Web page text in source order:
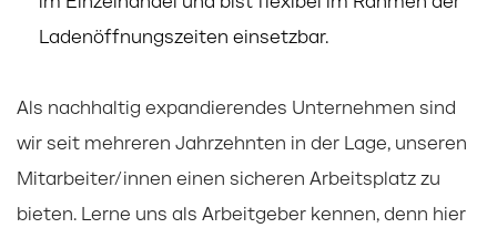
im Einzelhandel und bist flexibel im Rahmen der
Ladenöffnungszeiten einsetzbar.
Als nachhaltig expandierendes Unternehmen sind
wir seit mehreren Jahrzehnten in der Lage, unseren
Mitarbeiter/innen einen sicheren Arbeitsplatz zu
bieten. Lerne uns als Arbeitgeber kennen, denn hier